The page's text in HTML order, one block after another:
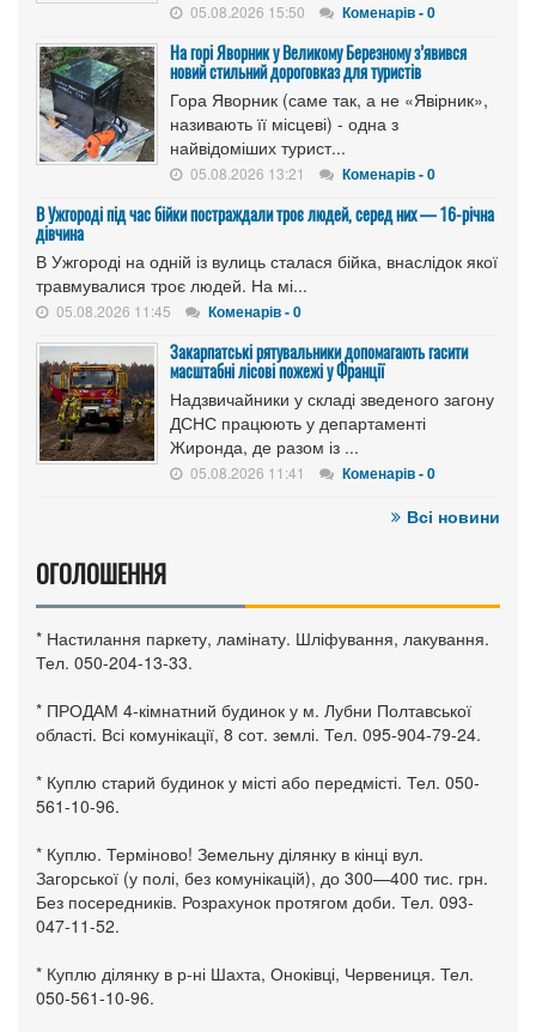
05.08.2026 15:50 Коменарів - 0
На горі Яворник у Великому Березному з’явився
новий стильний дороговказ для туристів
Гора Яворник (саме так, а не «Явірник»,
називають її місцеві) - одна з
найвідоміших турист...
05.08.2026 13:21 Коменарів - 0
В Ужгороді під час бійки постраждали троє людей, серед них — 16-річна
дівчина
В Ужгороді на одній із вулиць сталася бійка, внаслідок якої
травмувалися троє людей. На мі...
05.08.2026 11:45 Коменарів - 0
Закарпатські рятувальники допомагають гасити
масштабні лісові пожежі у Франції
Надзвичайники у складі зведеного загону
ДСНС працюють у департаменті
Жиронда, де разом із ...
05.08.2026 11:41 Коменарів - 0
Всі новини
ОГОЛОШЕННЯ
* Настилання паркету, ламінату. Шліфування, лакування.
Тел. 050-204-13-33.
* ПРОДАМ 4-кімнатний будинок у м. Лубни Полтавської
області. Всі комунікації, 8 сот. землі. Тел. 095-904-79-24.
* Куплю старий будинок у місті або передмісті. Тел. 050-
561-10-96.
* Куплю. Терміново! Земельну ділянку в кінці вул.
Загорської (у полі, без комунікацій), до 300—400 тис. грн.
Без посередників. Розрахунок протягом доби. Тел. 093-
047-11-52.
* Куплю ділянку в р-ні Шахта, Оноківці, Червениця. Тел.
050-561-10-96.